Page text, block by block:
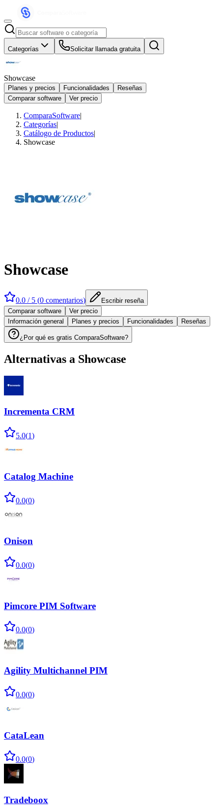
Categorías Solicitar llamada gratuita
Showcase
Planes y precios Funcionalidades
Reseñas
Comparar software
Ver precio
ComparaSoftware|
Categorías|
Catálogo de Productos|
Showcase
Showcase
0.0 / 5 (0 comentarios)
Escribir reseña
Comparar software
Ver precio
Información general
Planes y precios Funcionalidades Reseñas
¿Por qué es gratis ComparaSoftware?
Alternativas a Showcase
Incrementa CRM
5.0(1)
Catalog Machine
0.0(0)
Onison
0.0(0)
Pimcore PIM Software
0.0(0)
Agility Multichannel PIM
0.0(0)
CataLean
0.0(0)
Tradeboox